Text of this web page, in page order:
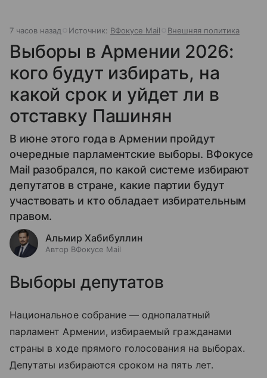
7 часов назад Источник: ВФокусе Mail Внешняя политика
Выборы в Армении 2026:
кого будут избирать, на
какой срок и уйдет ли в
отставку Пашинян
В июне этого года в Армении пройдут
очередные парламентские выборы. ВФокусе
Mail разобрался, по какой системе избирают
депутатов в стране, какие партии будут
участвовать и кто обладает избирательным
правом.
Альмир Хабибуллин
Автор ВФокусе Mail
Выборы депутатов
Национальное собрание — однопалатный
парламент Армении, избираемый гражданами
страны в ходе прямого голосования на выборах.
Депутаты избираются сроком на пять лет.